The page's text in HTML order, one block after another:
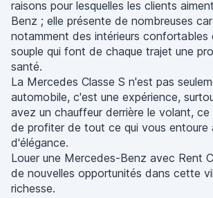
raisons pour lesquelles les clients
Benz ; elle présente de nombreuses
notamment des intérieurs confortables
souple qui font de chaque trajet une
santé.
La Mercedes Classe S n'est pas
automobile, c'est une expérience,
avez un chauffeur derrière le volant, ce
de profiter de tout ce qui vous entoure
d'élégance.
Louer une Mercedes-Benz avec Rent
de nouvelles opportunités dans cette
richesse.